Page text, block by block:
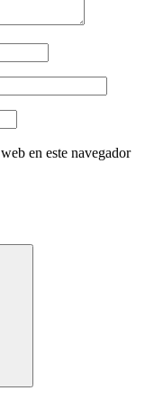
en este navegador